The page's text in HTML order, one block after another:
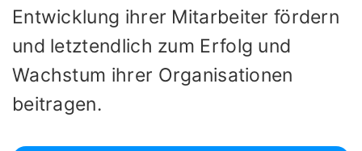
Entwicklung ihrer Mitarbeiter fördern
und letztendlich zum Erfolg und
Wachstum ihrer Organisationen
beitragen.